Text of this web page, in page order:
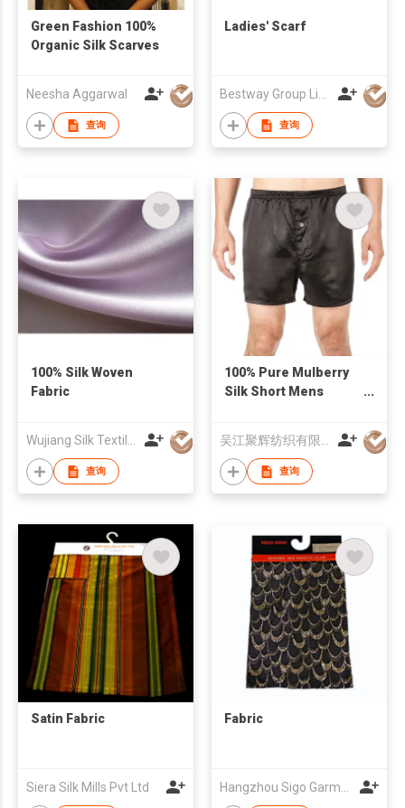
Green Fashion 100%
Organic Silk Scarves
Neesha Aggarwal
查询
Ladies' Scarf
查询
100% Silk Woven
Fabric
Wujiang Silk Textile Co., Ltd.
查询
100% Pure Mulberry
Silk Short Mens
吴江聚辉纺织有限公司
查询
Satin Fabric
Siera Silk Mills Pvt Ltd
Fabric